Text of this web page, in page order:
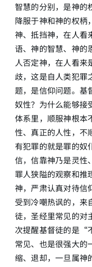
智慧的分别，是神的
降服于神和神的权柄
神、抵挡神，在人看
语、神的智慧、神的
人否定神，在人看来
歧，这是自人类犯罪
题，是信仰问题。基
奴性？为什么能够接
体系里，顺服神根本
性、真正的人性，
有犯罪的就是罪的
信，信靠神乃是灵性
罪人狭隘的观察和推
神，严肃认真对待信
受到冷嘲热讽的，来
徒，圣经里常见的对
次提醒基督徒的是“
常见、也是很强大的
缩、退却，一旦属神